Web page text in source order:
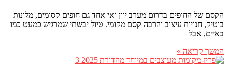
הקסם של החופים בדרום מערב יוון ואי אחד גם חופים קסומים, מלונות
בוטיק, חנויות עיצוב והרבה קסם מקומי. טיול יבשתי שמרגיש כמעט כמו
באיים, אבל
המשך קריאה »